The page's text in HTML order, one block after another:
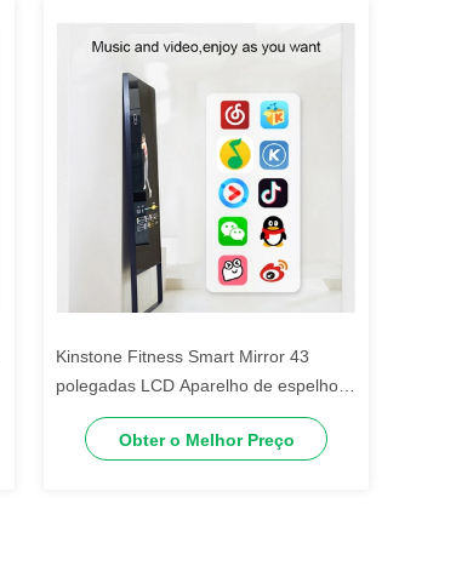
Kinstone Fitness Smart Mirror 43
polegadas LCD Aparelho de espelho
de fitness
Obter o Melhor Preço